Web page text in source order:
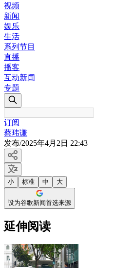
视频
新闻
娱乐
生活
系列节目
直播
播客
互动新闻
专题
订阅
蔡玮谦
发布/2025年4月2日 22:43
小 标准 中 大
设为谷歌新闻首选来源
延伸阅读